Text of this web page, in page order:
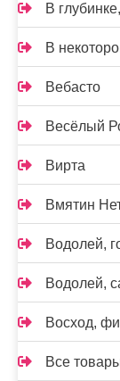
В
В
Вебасто
Весёлый
Вирта
Вмятин
Водолей,
Водолей,
Восход,
Все